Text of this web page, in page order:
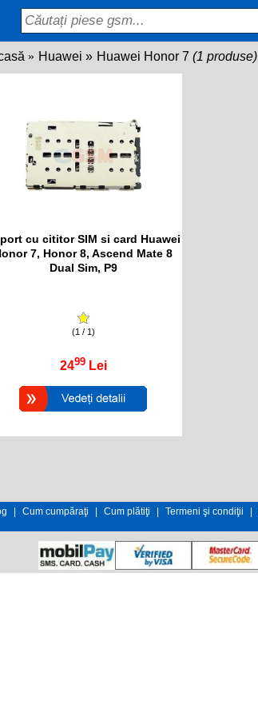
Huawei Huawei Honor 7 (1 produse)
cu cititor SIM si card Huawei
7, Honor 8, Ascend Mate 8
Dual Sim, P9
(1 / 1)
2499 Lei
Cum cumpăraţi Cum plătiţi Termeni şi condiţii